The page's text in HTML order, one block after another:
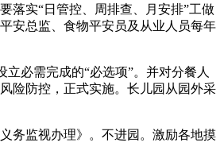
落实“日管控、周排查、月安排”工做
安总监、食物平安员及从业人员每年
必需完成的“必选项”。并对分餐人
险防控，正式实施。长儿园从园外采
务监视办理》。不进园。激励各地摸